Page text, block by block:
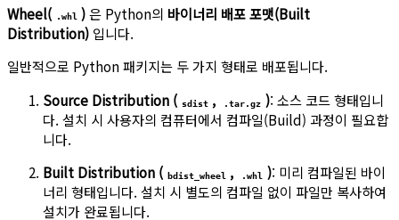
Wheel( .whl )은 Python의 바이너리 배포 포맷(Built
Distribution) 입니다.
일반적으로 Python 패키지는 두 가지 형태로 배포됩니다.
Source Distribution ( sdist , .tar.gz ): 소스 코드 형태입니
다. 설치 시 사용자의 컴퓨터에서 컴파일(Build) 과정이 필요합
니다.
Built Distribution ( bdist_wheel , .whl ): 미리 컴파일된 바이
너리 형태입니다. 설치 시 별도의 컴파일 없이 파일만 복사하여
설치가 완료됩니다.